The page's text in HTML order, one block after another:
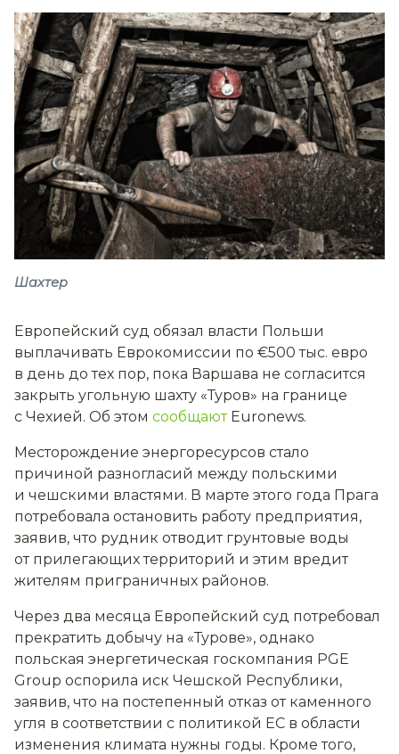
Шахтер
Европейский суд обязал власти Польши
выплачивать Еврокомиссии по €500 тыс. евро
в день до тех пор, пока Варшава не согласится
закрыть угольную шахту «Туров» на границе
с Чехией. Об этом сообщаютEuronews.
Месторождение энергоресурсов стало
причиной разногласий между польскими
и чешскими властями. В марте этого года Прага
потребовала остановить работу предприятия,
заявив, что рудник отводит грунтовые воды
от прилегающих территорий и этим вредит
жителям приграничных районов.
Через два месяца Европейский суд потребовал
прекратить добычу на «Турове», однако
польская энергетическая госкомпания PGE
Group оспорила иск Чешской Республики,
заявив, что на постепенный отказ от каменного
угля в соответствии с политикой ЕС в области
изменения климата нужны годы. Кроме того,